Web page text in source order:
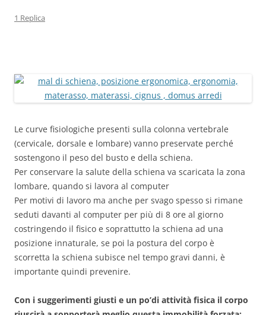
1 Replica
Le curve fisiologiche presenti sulla colonna vertebrale
(cervicale, dorsale e lombare) vanno preservate perché
sostengono il peso del busto e della schiena.
Per conservare la salute della schiena va scaricata la zona
lombare, quando si lavora al computer
Per motivi di lavoro ma anche per svago spesso si rimane
seduti davanti al computer per più di 8 ore al giorno
costringendo il fisico e soprattutto la schiena ad una
posizione innaturale, se poi la postura del corpo è
scorretta la schiena subisce nel tempo gravi danni, è
importante quindi prevenire.
Con i suggerimenti giusti e un po’di attività fisica il corpo